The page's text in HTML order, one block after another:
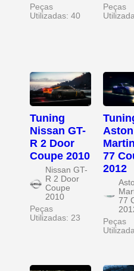
Peças
Utilizadas: 40
Peças
Tuning
Nissan GT-
R 2 Door
Coupe 2010
Nissan GT-
R 2 Door
Coupe
2010
Peças
Utilizadas: 23
Aston
77
2012
77
Peças